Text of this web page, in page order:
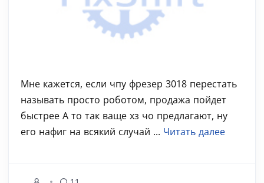
Мне кажется, если чпу фрезер 3018 перестать
называть просто роботом, продажа пойдет
быстрее А то так ваще хз чо предлагают, ну
его нафиг на всякий случай ... Читать далее